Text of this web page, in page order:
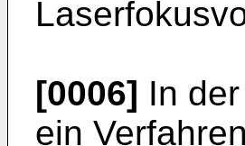
[0006] In
ein